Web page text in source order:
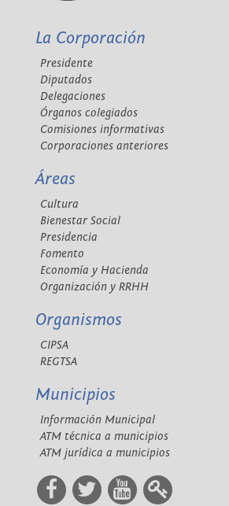
La Corporación
Presidente
Diputados
Delegaciones
Órganos colegiados
Comisiones informativas
Corporaciones anteriores
Áreas
Cultura
Bienestar Social
Presidencia
Fomento
Economía y Hacienda
Organización y RRHH
Organismos
CIPSA
REGTSA
Municipios
Información Municipal
ATM técnica a municipios
ATM jurídica a municipios